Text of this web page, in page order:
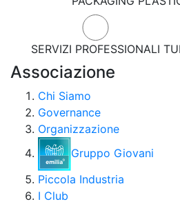
SERVIZI PROFESSIONALI
Associazione
Chi Siamo
Governance
Organizzazione
Gruppo Giovani
Piccola Industria
I Club